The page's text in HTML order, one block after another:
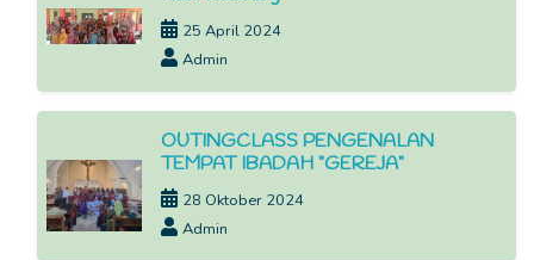
25 April 2024
Admin
OUTINGCLASS PENGENALAN
TEMPAT IBADAH "GEREJA"
28 Oktober 2024
Admin